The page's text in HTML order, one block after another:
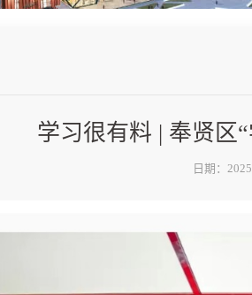
学习很有料 | 奉贤区
日期：